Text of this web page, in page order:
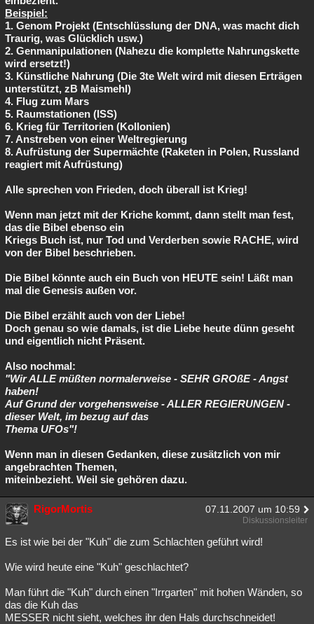
Beispiel:
1. Genom Projekt (Entschlüsslung der DNA, was macht dich
Traurig, was Glücklich usw.)
2. Genmanipulationen (Nahezu die komplette Nahrungskette
wird ersetzt!)
3. Künstliche Nahrung (Die 3te Welt wird mit diesen Erträgen
unterstützt, zB Maismehl)
4. Flug zum Mars
5. Raumstationen (ISS)
6. Krieg für Territorien (Kollonien)
7. Anstreben von einer Weltregierung
8. Aufrüstung der Supermächte (Raketen in Polen, Russland
reagiert mit Aufrüstung)
Alle sprechen von Frieden, doch überall ist Krieg!
Wenn man jetzt mit der Kriche kommt, dann stellt man fest,
das die Bibel ebenso ein
Kriegs Buch ist, nur Tod und Verderben sowie RACHE, wird
von der Bibel beschrieben.
Die Bibel könnte auch ein Buch von HEUTE sein! Läßt man
mal die Genesis außen vor.
Die Bibel erzählt auch von der Liebe!
Doch genau so wie damals, ist die Liebe heute dünn geseht
und eigentlich nicht Präsent.
Also nochmal:
"Wir ALLE müßten normalerweise - SEHR GROßE - Angst
haben!
Auf Grund der vorgehensweise - ALLER REGIERUNGEN -
dieser Welt, im bezug auf das
Thema UFOs"!
Wenn man in diesen Gedanken, diese zusätzlich von mir
angebrachten Themen,
miteinbezieht. Weil sie gehören dazu.
RigorMortis 07.11.2007 um 10:59
Diskussionsleiter
Es ist wie bei der "Kuh" die zum Schlachten geführt wird!
Wie wird heute eine "Kuh" geschlachtet?
Man führt die "Kuh" durch einen "Irrgarten" mit hohen Wänden, so
das die Kuh das
MESSER nicht sieht, welches ihr den Hals durchschneidet!